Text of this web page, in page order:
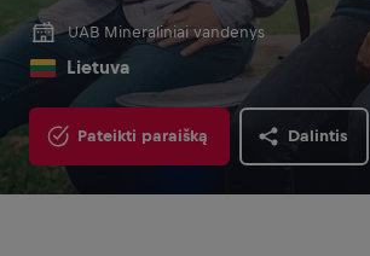
UAB Mineraliniai vandenys
Lietuva
Pateikti paraišką Dalintis